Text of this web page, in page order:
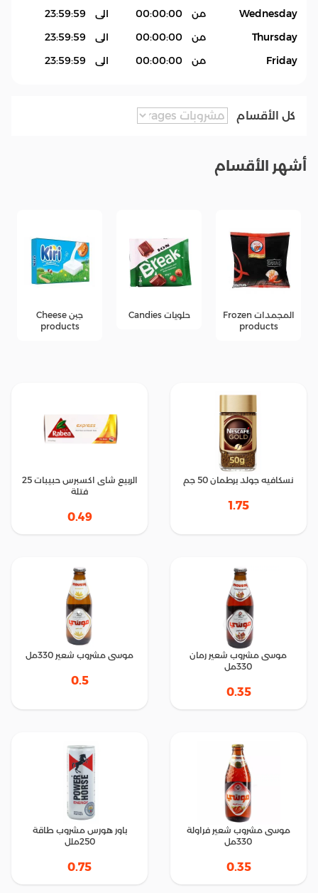
Wednesday
من 00:00:00 الى
23:59:59
Thursday
من 00:00:00 الى
23:59:59
Friday
من 00:00:00 الى 23:59:59
كل الأقسام
أشهر الأقسام
المجمدات Frozen
products
حلويات Candies
جبن Cheese
products
نسكافيه جولد برطمان 50 جم
1.75
الربيع شاى اكسبرس حبيبات 25
فتلة
0.49
موسى مشروب شعير رمان
330مل
0.35
موسى مشروب شعير 330مل
0.5
موسى مشروب شعير فراولة
330مل
0.35
باور هورس مشروب طاقة
250ملل
0.75